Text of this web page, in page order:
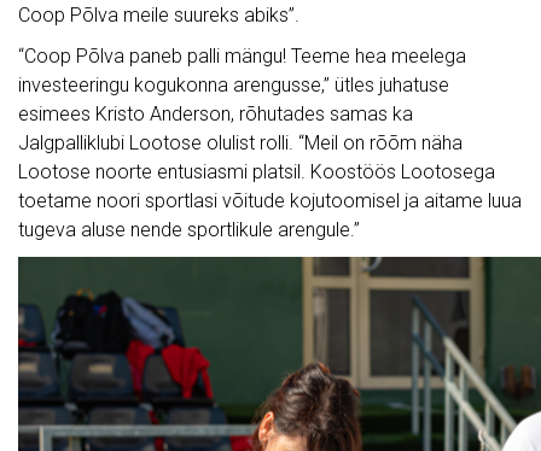
Coop Põlva meile suureks abiks”.
“Coop Põlva paneb palli mängu! Teeme hea meelega
investeeringu kogukonna arengusse,” ütles juhatuse
esimees Kristo Anderson, rõhutades samas ka
Jalgpalliklubi Lootose olulist rolli. “Meil on rõõm näha
Lootose noorte entusiasmi platsil. Koostöös Lootosega
toetame noori sportlasi võitude kojutoomisel ja aitame luua
tugeva aluse nende sportlikule arengule.”